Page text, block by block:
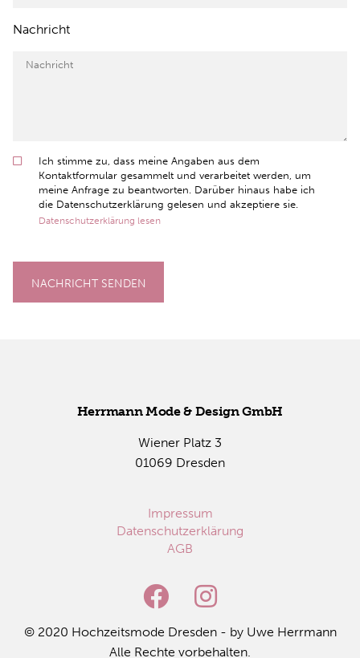
Nachricht
Ich stimme zu, dass meine Angaben aus dem
Kontaktformular gesammelt und verarbeitet werden, um
meine Anfrage zu beantworten. Darüber hinaus habe ich
die Datenschutzerklärung gelesen und akzeptiere sie.
Datenschutzerklärung lesen
NACHRICHT SENDEN
Herr­mann Mode & De­sign GmbH
Wie­ner Platz 3
01069 Dres­den
Impressum
Datenschutzerklärung
AGB
© 2020 Hoch­zeits­mo­de Dres­den - by Uwe Herr­mann
Alle Rech­te vor­be­hal­ten.